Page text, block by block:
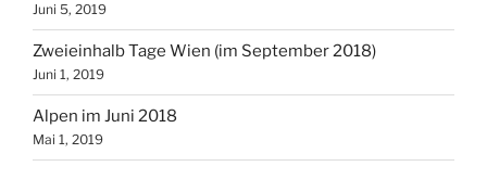
Juni 5, 2019
Zweieinhalb Tage Wien (im September 2018)
Juni 1, 2019
Alpen im Juni 2018
Mai 1, 2019